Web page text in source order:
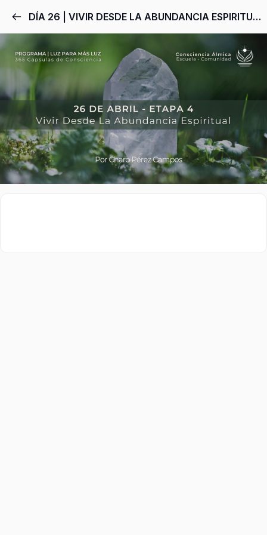
DÍA 26 | VIVIR DESDE LA ABUNDANCIA ESPIRITUAL